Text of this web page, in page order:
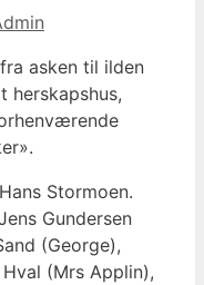
asken til ilden
herskapshus,
Stormoen.
Gundersen
(George),
(Mrs Applin),